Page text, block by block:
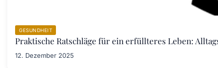
GESUNDHEIT
Praktische Ratschläge für ein erfüllteres Leben:
12. Dezember 2025